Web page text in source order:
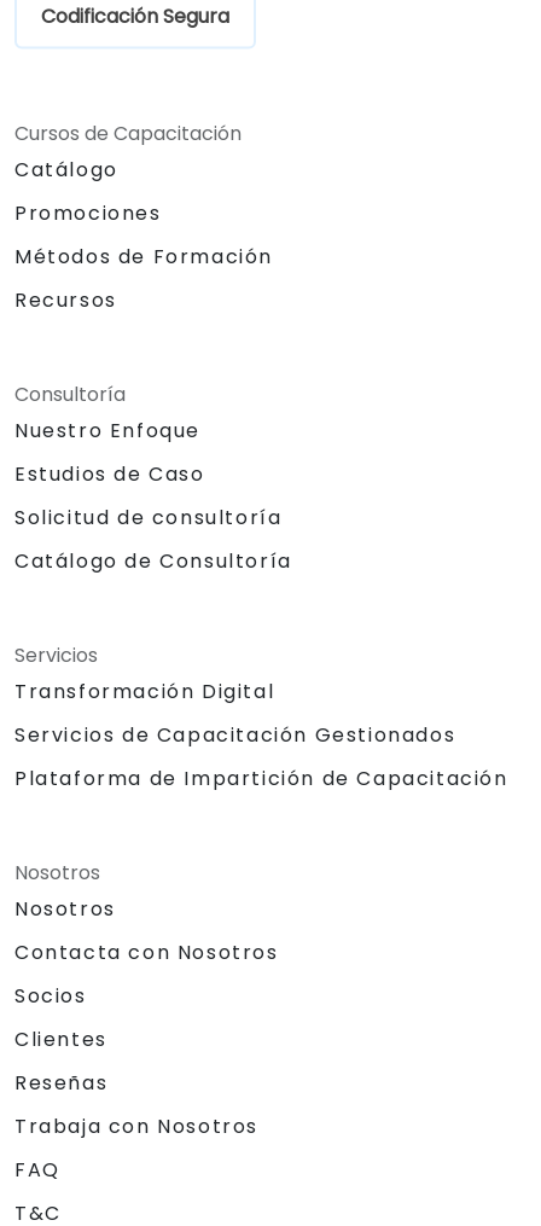
Codificación Segura
Cursos de Capacitación
Catálogo
Promociones
Métodos de Formación
Recursos
Consultoría
Nuestro Enfoque
Estudios de Caso
Solicitud de consultoría
Catálogo de Consultoría
Servicios
Transformación Digital
Servicios de Capacitación Gestionados
Plataforma de Impartición de Capacitación
Nosotros
Nosotros
Contacta con Nosotros
Socios
Clientes
Reseñas
Trabaja con Nosotros
FAQ
T&C